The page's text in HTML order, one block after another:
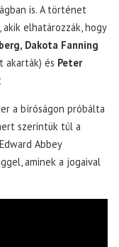
is. A történet
elhatározzák, hogy
Dakota Fanning
akarták) és Peter
a bíróságon próbálta
szerintük túl a
Abbey
aminek a jogaival